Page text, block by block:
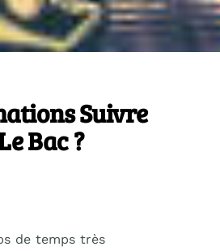
Suivre
Bac ?
de temps très